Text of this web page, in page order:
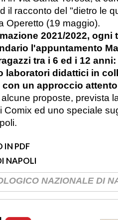
il racconto del "dietro le
Operetto (19 maggio).
2021/2022, ogni
l'appuntamento
tra i 6 ed i 12
laboratori didattici in
un approccio
alcune proposte, prevista
Comix ed uno speciale
IN PDF
NAPOLI
NAZIONALE DI